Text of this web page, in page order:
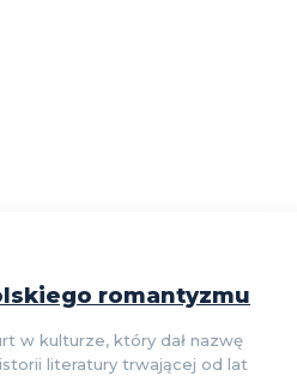
romantyzmu
w kulturze, który dał nazwę
literatury trwającej od lat